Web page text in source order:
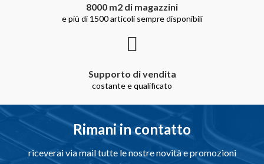
8000 m2 di magazzini
e più di 1500 articoli sempre disponibili
Supporto di vendita
costante e qualificato
Rimani in contatto
riceverai via mail tutte le nostre novità e promozioni